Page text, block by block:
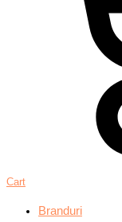
Cart
Branduri